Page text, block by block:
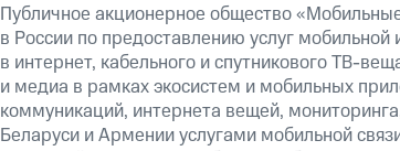
Публичное акционерное общество
в России по предоставлению услуг
в интернет, кабельного и спутникового ТВ-
и медиа в рамках экосистем и мобильных
коммуникаций, интернета вещей,
Беларуси и Армении услугами мобильной